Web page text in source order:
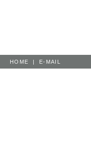
HOME | E-MAIL